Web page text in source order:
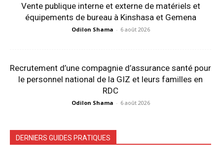
Vente publique interne et externe de matériels et
équipements de bureau à Kinshasa et Gemena
Odilon Shama - 6 août 2026
Recrutement d’une compagnie d’assurance santé pour
le personnel national de la GIZ et leurs familles en
RDC
Odilon Shama - 6 août 2026
DERNIERS GUIDES PRATIQUES